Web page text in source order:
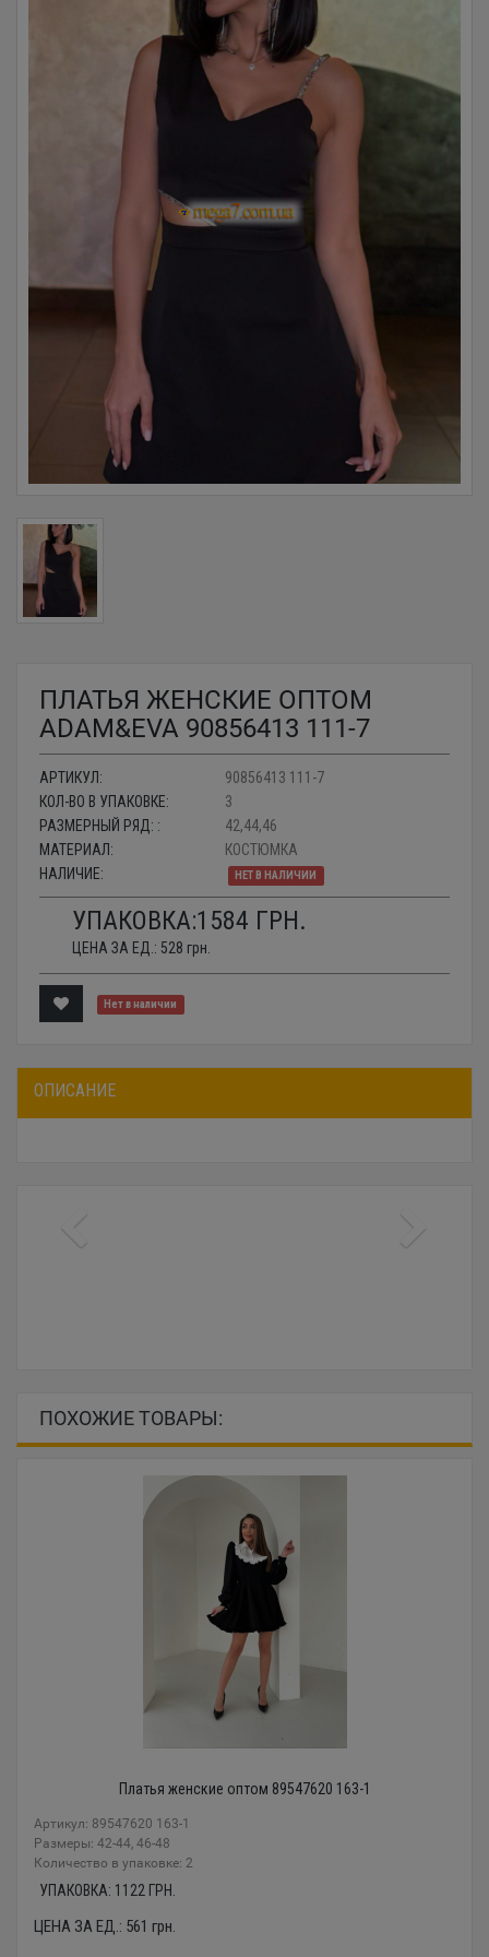
ПЛАТЬЯ ЖЕНСКИЕ ОПТОМ
ADAM&EVA 90856413 111-7
АРТИКУЛ:
90856413 111-7
КОЛ-ВО В УПАКОВКЕ:
3
РАЗМЕРНЫЙ РЯД: :
42,44,46
МАТЕРИАЛ:
КОСТЮМКА
НАЛИЧИЕ:
НЕТ В НАЛИЧИИ
УПАКОВКА:1584 ГРН.
ЦЕНА ЗА ЕД.: 528 грн.
Нет в наличии
ОПИСАНИЕ
ПОХОЖИЕ ТОВАРЫ:
Платья женские оптом 89547620 163-1
Артикул: 89547620 163-1
Размеры: 42-44, 46-48
Количество в упаковке: 2
УПАКОВКА: 1122 ГРН.
ЦЕНА ЗА ЕД.: 561 грн.